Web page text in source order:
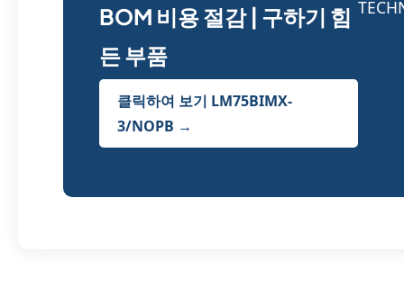
BOM 비용 절감 | 구하기 힘
든 부품
클릭하여 보기 LM75BIMX-
3/NOPB →